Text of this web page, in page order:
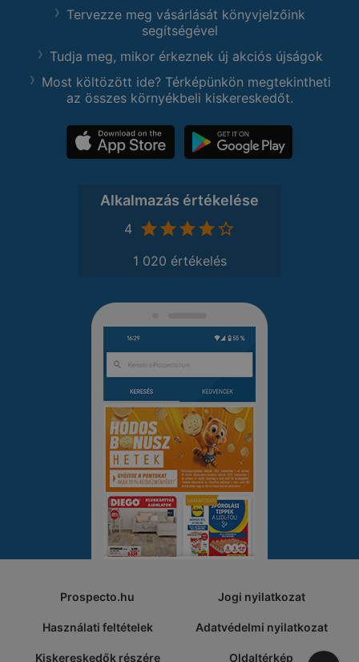
Tervezze meg vásárlását könyvjelzőink
segítségével
Tudja meg, mikor érkeznek új akciós újságok
Most költözött ide? Térképünkön megtekintheti
az összes környékbeli kiskereskedőt.
Alkalmazás értékelése
4
1 020 értékelés
Prospecto.hu Jogi nyilatkozat
Használati feltételek Adatvédelmi nyilatkozat
Kiskereskedők részére Oldaltérkép